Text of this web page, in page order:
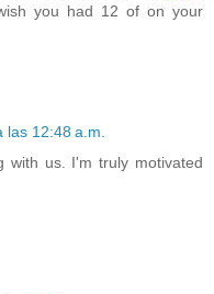
you had 12 of on your
12:48 a.m.
with us. I'm truly motivated